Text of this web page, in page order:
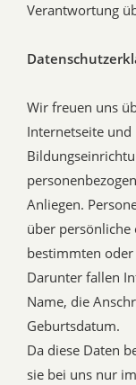
Verantwortung
Wir freuen uns
Internetseite und
Anliegen.
über persönliche
bestimmten
Darunter fallen
Name, die
Geburtsdatum.
Da diese Daten
sie bei uns nur